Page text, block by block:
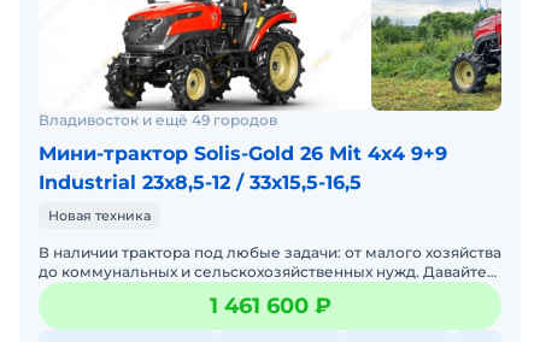
Владивосток и ещё 49 городов
Мини-трактор Solis-Gold 26 Mit 4x4 9+9
Industrial 23х8,5-12 / 33х15,5-16,5
Новая техника
В наличии трактора под любые задачи: от малого хозяйства
до коммунальных и сельскохозяйственных нужд. Давайте
подберем трактор под ваши задачи — просто напиши
1 461 600 ₽